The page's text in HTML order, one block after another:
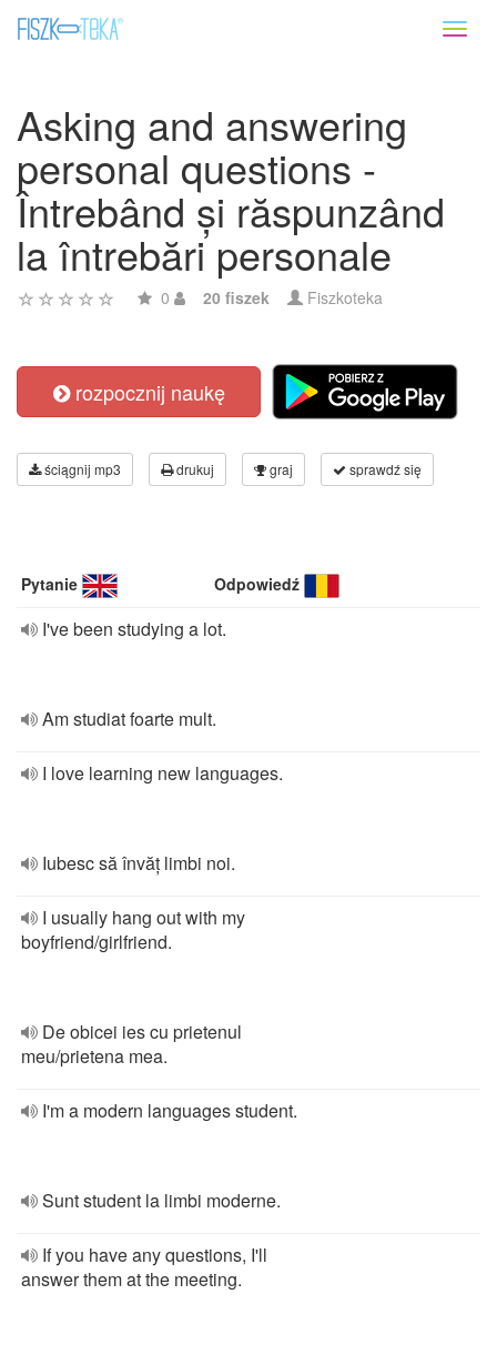
Asking and answering
personal questions -
Întrebând și răspunzând
la întrebări personale
0 20 fiszek Fiszkoteka
rozpocznij naukę
ściągnij mp3 drukuj graj sprawdź się
Pytanie Odpowiedź
I've been studying a lot.
Am studiat foarte mult.
I love learning new languages.
Iubesc să învăț limbi noi.
I usually hang out with my
boyfriend/girlfriend.
De obicei ies cu prietenul
meu/prietena mea.
I'm a modern languages student.
Sunt student la limbi moderne.
If you have any questions, I'll
answer them at the meeting.